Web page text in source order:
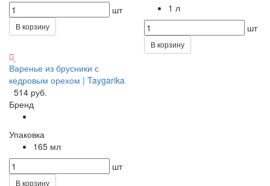
шт
В корзину
1 л
шт
В корзину
Варенье из брусники с
кедровым орехом | Taygarika
514 руб.
Бренд
Упаковка
165 мл
шт
В корзину